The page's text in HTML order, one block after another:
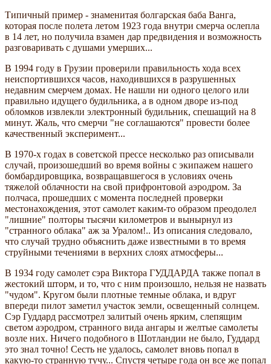
Типичный пример - знаменитая болгарская баба Ванга,
которая после полета летом 1923 года внутри смерча ослепла
в 14 лет, но получила взамен дар предвидения и возможность
разговаривать с душами умерших...
В 1994 году в Грузии проверили правильность хода всех
неиспортившихся часов, находившихся в разрушенных
недавним смерчем домах. Не нашли ни одного целого или
правильно идущего будильника, а в одном дворе из-под
обломков извлекли электронный будильник, спешащий на 8
минут. Жаль, что смерчи "не соглашаются" провести более
качественный эксперимент...
В 1970-х годах в советской прессе несколько раз описывали
случай, произошедший во время войны с экипажем нашего
бомбардировщика, возвращавшегося в условиях очень
тяжелой облачности на свой прифронтовой аэродром. За
полчаса, прошедших с момента последней проверки
местонахождения, этот самолет каким-то образом преодолел
"лишние" полторы тысячи километров и вынырнул из
"странного облака" аж за Уралом!.. Из описания следовало,
что случай трудно объяснить даже известными в то время
струйными течениями в верхних слоях атмосферы...
В 1934 году самолет сэра Виктора ГУДДАРДА также попал в
жестокий шторм, и то, что с ним произошло, нельзя не назвать
"чудом". Кругом были плотные темные облака, и вдруг
впереди пилот заметил участок земли, освещенный солнцем.
Сэр Гуддард рассмотрел залитый очень ярким, слепящим
светом аэродром, странного вида ангары и желтые самолеты
возле них. Ничего подобного в Шотландии не было, Гуддард
это знал точно! Сесть не удалось, самолет вновь попал в
какую-то странную тучу... Спустя четыре года он все же попал